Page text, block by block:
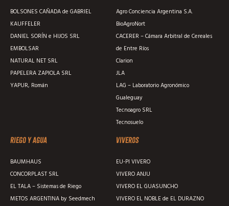
BOLSONES CAÑADA de GABRIEL
KAUFFELER
DANIEL SORÍN e HIJOS SRL
EMBOLSAR
NATURAL NET SRL
PAPELERA ZAPIOLA SRL
YAPUR, Román
Agro Conciencia Argentina S.A.
BioAgroNort
CACERER – Cámara Arbitral de Cereales
de Entre Ríos
Clarion
JLA
LAG – Laboratorio Agronómico
Gualeguay
Tecnoagro SRL
Tecnosuelo
Riego y agua
BAUMHAUS
CONCORPLAST SRL
EL TALA – Sistemas de Riego
METOS ARGENTINA by Seedmech
Viveros
EU-PI VIVERO
VIVERO ANJU
VIVERO EL GUASUNCHO
VIVERO EL NOBLE de EL DURAZNO